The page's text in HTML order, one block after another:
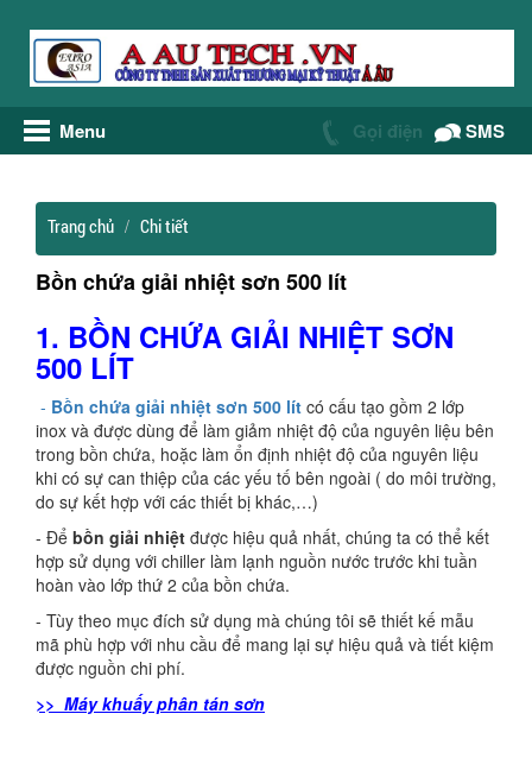
Menu Gọi điện SMS
Trang chủ Chi tiết
Bồn chứa giải nhiệt sơn 500 lít
1. BỒN CHỨA GIẢI NHIỆT SƠN
500 LÍT
- Bồn chứa giải nhiệt sơn 500 lít có cấu tạo gồm 2 lớp
inox và được dùng để làm giảm nhiệt độ của nguyên liệu bên
trong bồn chứa, hoặc làm ổn định nhiệt độ của nguyên liệu
khi có sự can thiệp của các yếu tố bên ngoài ( do môi trường,
do sự kết hợp với các thiết bị khác,…)
- Để bồn giải nhiệt được hiệu quả nhất, chúng ta có thể kết
hợp sử dụng với chiller làm lạnh nguồn nước trước khi tuần
hoàn vào lớp thứ 2 của bồn chứa.
- Tùy theo mục đích sử dụng mà chúng tôi sẽ thiết kế mẫu
mã phù hợp với nhu cầu để mang lại sự hiệu quả và tiết kiệm
được nguồn chi phí.
>> Máy khuấy phân tán sơn